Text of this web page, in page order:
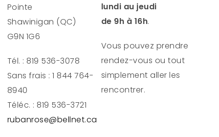
Pointe
Shawinigan (QC)
G9N 1G6
Tél. : 819 536-3078
Sans frais : 1 844 764-
8940
Téléc. : 819 536-3721
rubanrose@bellnet.ca
lundi au jeudi
de 9h à 16h.
Vous pouvez prendre
rendez-vous ou tout
simplement aller les
rencontrer.